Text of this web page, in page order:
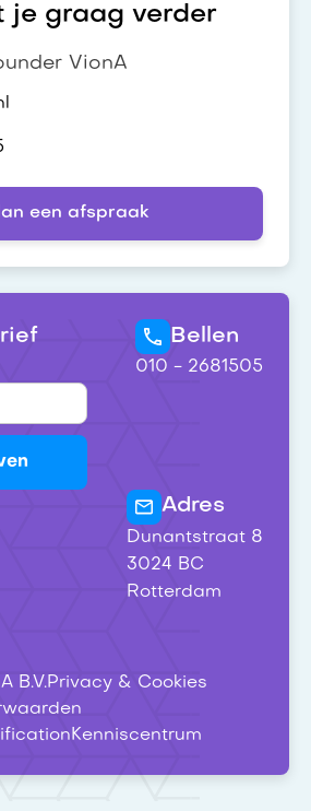
je graag verder
VionA
een afspraak
Bellen
010 - 2681505
Adres
Dunantstraat 8
3024 BC
Rotterdam
B.V.Privacy & Cookies
Kenniscentrum